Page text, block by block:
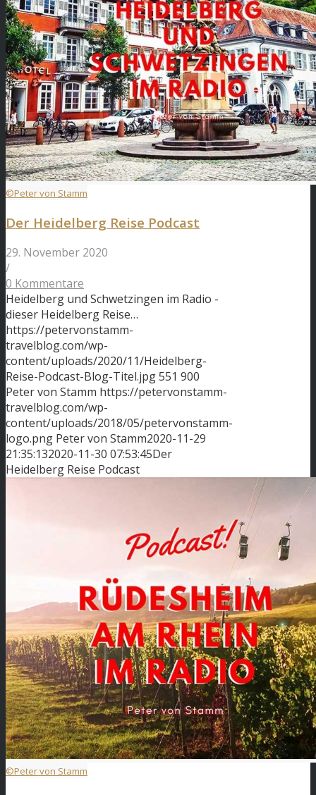
©Peter von Stamm
Der Heidelberg Reise Podcast
29. November 2020
/
0 Kommentare
Heidelberg und Schwetzingen im Radio -
dieser Heidelberg Reise…
https://petervonstamm-
travelblog.com/wp-
content/uploads/2020/11/Heidelberg-
Reise-Podcast-Blog-Titel.jpg551 900
Peter von Stamm https://petervonstamm-
travelblog.com/wp-
content/uploads/2018/05/petervonstamm-
logo.png Peter von Stamm2020-11-29
21:35:132020-11-30 07:53:45Der
Heidelberg Reise Podcast
©Peter von Stamm